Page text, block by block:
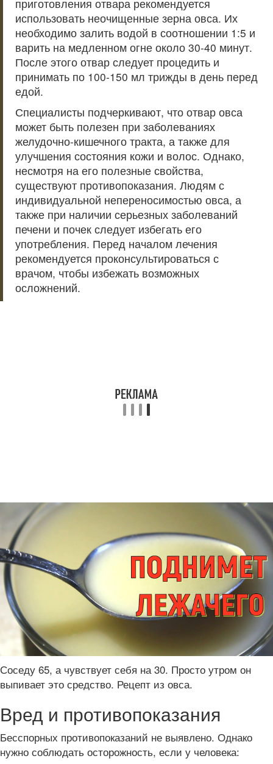
приготовления отвара рекомендуется
использовать неочищенные зерна овса. Их
необходимо залить водой в соотношении 1:5 и
варить на медленном огне около 30-40 минут.
После этого отвар следует процедить и
принимать по 100-150 мл трижды в день перед
едой.
Специалисты подчеркивают, что отвар овса
может быть полезен при заболеваниях
желудочно-кишечного тракта, а также для
улучшения состояния кожи и волос. Однако,
несмотря на его полезные свойства,
существуют противопоказания. Людям с
индивидуальной непереносимостью овса, а
также при наличии серьезных заболеваний
печени и почек следует избегать его
употребления. Перед началом лечения
рекомендуется проконсультироваться с
врачом, чтобы избежать возможных
осложнений.
Соседу 65, а чувствует себя на 30. Просто утром он
выпивает это средство. Рецепт из овса.
Вред и противопоказания
Бесспорных противопоказаний не выявлено. Однако
нужно соблюдать осторожность, если у человека: